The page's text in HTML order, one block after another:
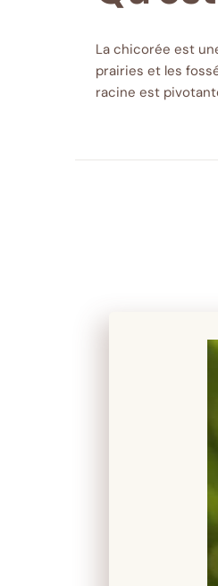
La chicorée est
prairies et les
racine est